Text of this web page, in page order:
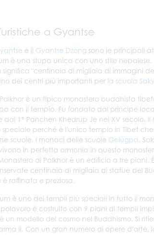
a Gyantse
e il Gyantse Dzong sono le principali
è una stupa unica con uno stile
significa "centinaia di migliaia di immagini
dei centri più importanti per la scuola
è un tipico monastero buddhista
con il tempio. Fu fondato dal principe
dal 1° Panchen Khedrup Je nel XV secolo. Il
speciale perché è l'unico tempio in Tibet
scuole. I monaci delle scuole Gelugpa,
in perfetta armonia in questo
di Palkhor è un edificio a tre piani.
centinaia di migliaia di statue del
raffinata e preziosa.
è uno dei templi più speciali in tutto il
è costruito con 9 piani di templi
un modello del cosmo nel Buddhismo. Si
lì. Con un gran numero di opere d'arte,